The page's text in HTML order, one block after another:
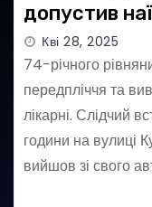
допустив
Кві 28, 2025
74-річного
передпліччя та
лікарні. Слідчий
години на вулиці
вийшов зі свого